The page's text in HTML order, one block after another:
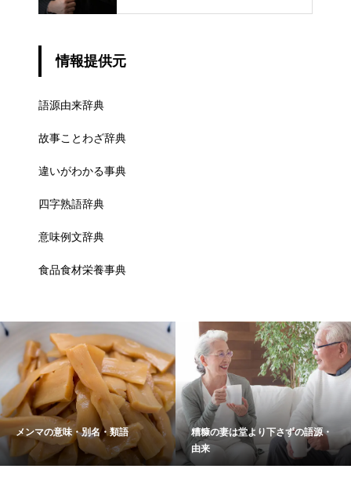
情報提供元
語源由来辞典
故事ことわざ辞典
違いがわかる事典
四字熟語辞典
意味例文辞典
食品食材栄養事典
メンマの意味・別名・類語
糟糠の妻は堂より下さずの語源・
由来